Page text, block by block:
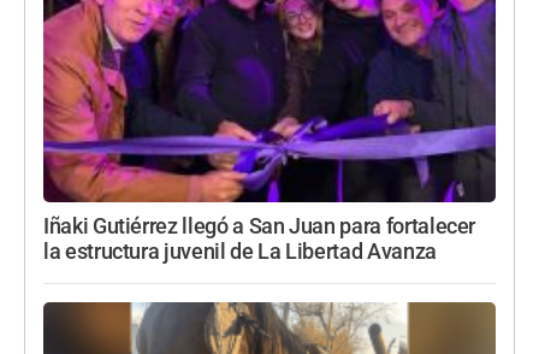
Iñaki Gutiérrez llegó a San Juan para fortalecer
la estructura juvenil de La Libertad Avanza